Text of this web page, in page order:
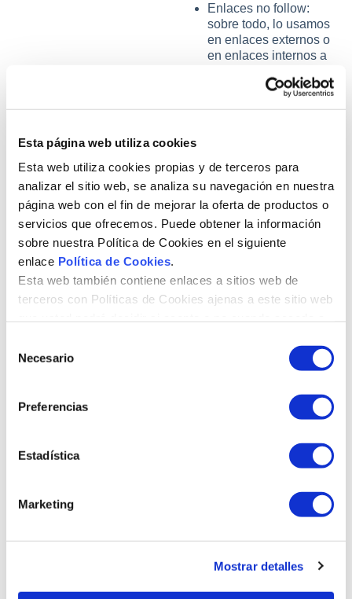
Esta página web utiliza cookies
Esta web utiliza cookies propias y de terceros para
analizar el sitio web, se analiza su navegación en nuestra
página web con el fin de mejorar la oferta de productos o
servicios que ofrecemos. Puede obtener la información
sobre nuestra Política de Cookies en el siguiente
enlace Política de Cookies.
Esta web también contiene enlaces a sitios web de
terceros con Políticas de Cookies ajenas a este sitio web
Necesario
Preferencias
Estadística
Marketing
Mostrar detalles
Enlaces no follow:
sobre todo, lo usamos
en enlaces externos o
en enlaces internos a
queremos indexar,
Esperamos que te haya
sido de mucha utilidad, y te
compartimos a
presentación del vídeo: